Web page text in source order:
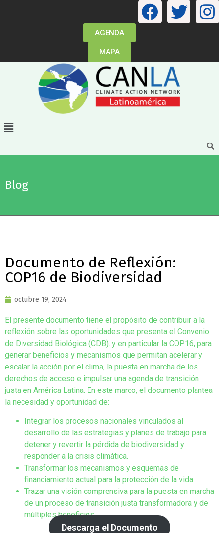
AGENDA
MAPA
Blog
Documento de Reflexión:
COP16 de Biodiversidad
octubre 19, 2024
El presente documento tiene el propósito de contribuir a la
reflexión sobre las oportunidades que presenta el Convenio
de Diversidad Biológica (CDB), y en particular la COP16, para
generar beneficios y mecanismos que permitan acelerar y
escalar la acción por el clima, la puesta en marcha de los
derechos de acceso e impulsar una agenda de transición
justa en América Latina. En este marco, el documento plantea
la necesidad y oportunidad de:
Integrar los procesos nacionales vinculados al
desarrollo de las estrategias y planes de trabajo para
detener y revertir la pérdida de biodiversidad y
responder a la crisis climática.
Transformar los mecanismos y esquemas de
financiamiento actual para la protección de la vida.
Trazar una visión comprensiva para la puesta en marcha
de un proceso de transición justa transformadora y de
múltiples beneficios.
Descarga el Documento